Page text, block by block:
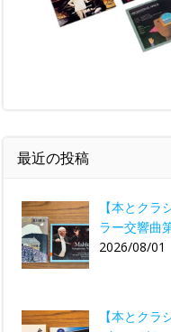
最近の投稿
【本とク
ラー交響曲
2026/08/01
【本とク